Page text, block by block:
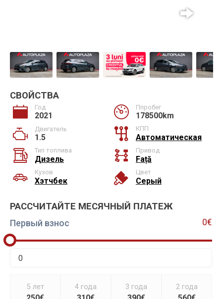
СВОЙСТВА
Год
2021
Ппробег
178500km
Двигатель
1.5
КПП
Автоматическая
Тип топлива
Дизель
Привод
Față
Кузов
Хэтчбек
Цвет
Серый
РАССЧИТАЙТЕ МЕСЯЧНЫЙ ПЛАТЕЖ
Первый взнос 0€
5 лет 4 года 3 года 2 года